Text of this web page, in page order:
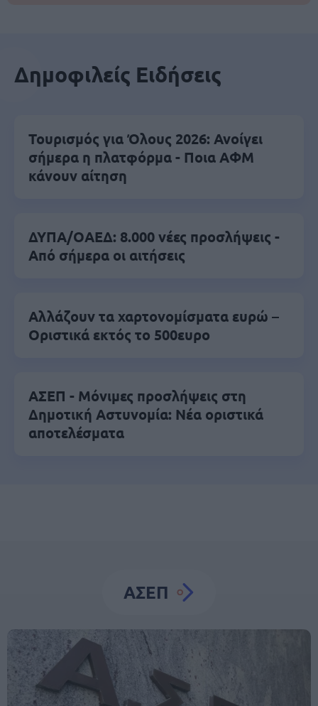
Δημοφιλείς Ειδήσεις
Τουρισμός για Όλους 2026: Ανοίγει
σήμερα η πλατφόρμα - Ποια ΑΦΜ
κάνουν αίτηση
ΔΥΠΑ/ΟΑΕΔ: 8.000 νέες προσλήψεις -
Από σήμερα οι αιτήσεις
Αλλάζουν τα χαρτονομίσματα ευρώ –
Οριστικά εκτός το 500ευρο
ΑΣΕΠ - Μόνιμες προσλήψεις στη
Δημοτική Αστυνομία: Νέα οριστικά
αποτελέσματα
ΑΣΕΠ